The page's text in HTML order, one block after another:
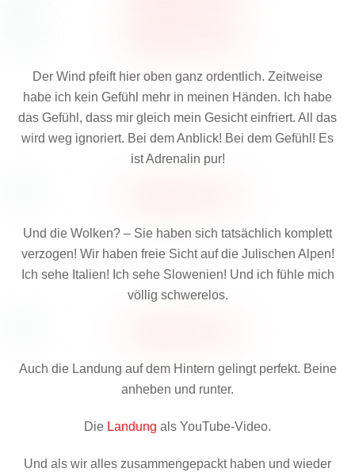
Der Wind pfeift hier oben ganz ordentlich. Zeitweise
habe ich kein Gefühl mehr in meinen Händen. Ich habe
das Gefühl, dass mir gleich mein Gesicht einfriert. All das
wird weg ignoriert. Bei dem Anblick! Bei dem Gefühl! Es
ist Adrenalin pur!
Und die Wolken? – Sie haben sich tatsächlich komplett
verzogen! Wir haben freie Sicht auf die Julischen Alpen!
Ich sehe Italien! Ich sehe Slowenien! Und ich fühle mich
völlig schwerelos.
Auch die Landung auf dem Hintern gelingt perfekt. Beine
anheben und runter.
Die Landung als YouTube-Video.
Und als wir alles zusammengepackt haben und wieder